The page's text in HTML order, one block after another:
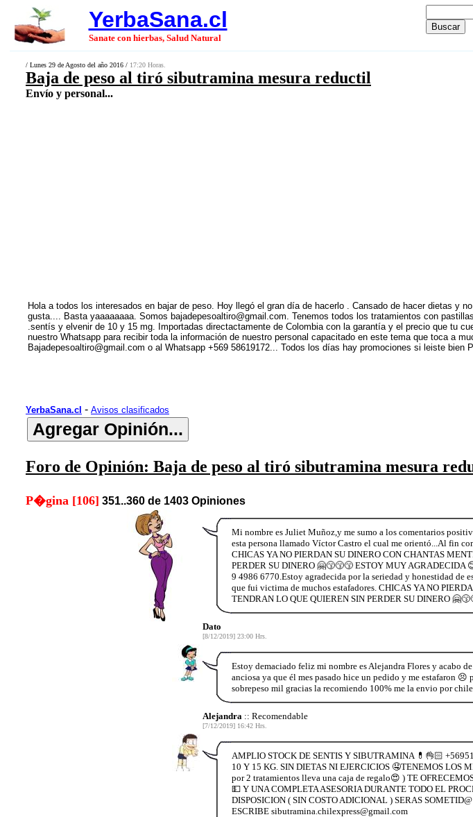
YerbaSana.cl
Sanate con hierbas, Salud Natural
/ Lunes 29 de Agosto del año 2016 / 17:20 Horas.
Baja de peso al tiró sibutramina mesura reductil
Envío y personal...
Hola a todos los interesados en bajar de peso. Hoy llegó el gran día de hacerlo . Cansado de hacer dietas y
gusta.... Basta yaaaaaaaa. Somos bajadepesoaltiro@gmail.com. Tenemos todos los tratamientos con
.sentís y elvenir de 10 y 15 mg. Importadas directactamente de Colombia con la garantía y el precio que tu
nuestro Whatsapp para recibir toda la información de nuestro personal capacitado en este tema que toca a
Bajadepesoaltiro@gmail.com o al Whatsapp +569 58619172... Todos los días hay promociones si leiste bien
YerbaSana.cl - Avisos clasificados
Foro de Opinión: Baja de peso al tiró sibutramina mesura
P�gina [106] 351..360 de 1403 Opiniones
Mi nombre es Juliet Muñoz,y me sumo a los comentarios
esta persona llamado Víctor Castro el cual me orientó...Al fin
CHICAS YA NO PIERDAN SU DINERO CON CHANTAS
PERDER SU DINERO 🤗😙😙😙 ESTOY MUY AGRADECIDA
9 4986 6770.Estoy agradecida por la seriedad y honestidad de
que fui victima de muchos estafadores. CHICAS YA NO
TENDRAN LO QUE QUIEREN SIN PERDER SU DINERO
Dato
[8/12/2019] 23:00 Hrs.
Estoy demaciado feliz mi nombre es Alejandra Flores y acabo
anciosa ya que él mes pasado hice un pedido y me estafaron
sobrepeso mil gracias la recomiendo 100% me la envio por
Alejandra :: Recomendable
[7/12/2019] 16:42 Hrs.
AMPLIO STOCK DE SENTIS Y SIBUTRAMINA 💊👌🏻
10 Y 15 KG. SIN DIETAS NI EJERCICIOS 🤤TENEMOS LOS
por 2 tratamientos lleva una caja de regalo😍 ) TE
💵 Y UNA COMPLETA ASESORIA DURANTE TODO EL
DISPOSICION ( SIN COSTO ADICIONAL ) SERAS
ESCRIBE sibutramina.chilexpress@gmail.com